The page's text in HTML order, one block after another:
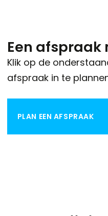
Een afspraak
Klik op de
afspraak in te
PLAN EEN AFSPRAAK